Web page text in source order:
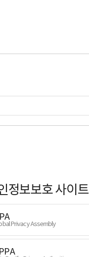
정보보호 사이트
Privacy Assembly